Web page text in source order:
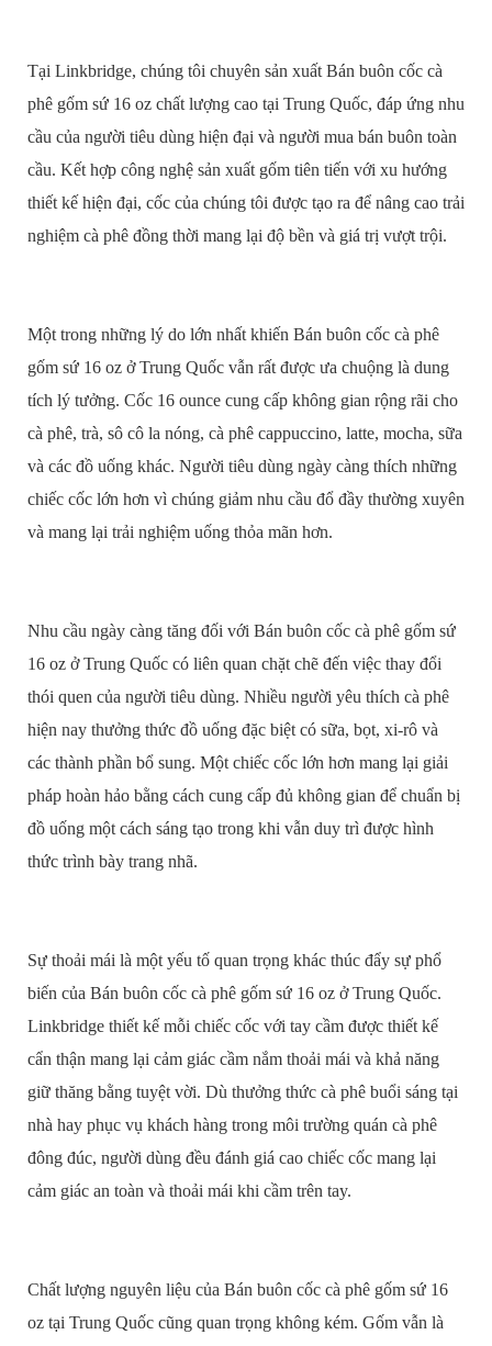
Tại Linkbridge, chúng tôi chuyên sản xuất Bán buôn cốc cà
phê gốm sứ 16 oz chất lượng cao tại Trung Quốc, đáp ứng nhu
cầu của người tiêu dùng hiện đại và người mua bán buôn toàn
cầu. Kết hợp công nghệ sản xuất gốm tiên tiến với xu hướng
thiết kế hiện đại, cốc của chúng tôi được tạo ra để nâng cao trải
nghiệm cà phê đồng thời mang lại độ bền và giá trị vượt trội.
Một trong những lý do lớn nhất khiến Bán buôn cốc cà phê
gốm sứ 16 oz ở Trung Quốc vẫn rất được ưa chuộng là dung
tích lý tưởng. Cốc 16 ounce cung cấp không gian rộng rãi cho
cà phê, trà, sô cô la nóng, cà phê cappuccino, latte, mocha, sữa
và các đồ uống khác. Người tiêu dùng ngày càng thích những
chiếc cốc lớn hơn vì chúng giảm nhu cầu đổ đầy thường xuyên
và mang lại trải nghiệm uống thỏa mãn hơn.
Nhu cầu ngày càng tăng đối với Bán buôn cốc cà phê gốm sứ
16 oz ở Trung Quốc có liên quan chặt chẽ đến việc thay đổi
thói quen của người tiêu dùng. Nhiều người yêu thích cà phê
hiện nay thưởng thức đồ uống đặc biệt có sữa, bọt, xi-rô và
các thành phần bổ sung. Một chiếc cốc lớn hơn mang lại giải
pháp hoàn hảo bằng cách cung cấp đủ không gian để chuẩn bị
đồ uống một cách sáng tạo trong khi vẫn duy trì được hình
thức trình bày trang nhã.
Sự thoải mái là một yếu tố quan trọng khác thúc đẩy sự phổ
biến của Bán buôn cốc cà phê gốm sứ 16 oz ở Trung Quốc.
Linkbridge thiết kế mỗi chiếc cốc với tay cầm được thiết kế
cẩn thận mang lại cảm giác cầm nắm thoải mái và khả năng
giữ thăng bằng tuyệt vời. Dù thưởng thức cà phê buổi sáng tại
nhà hay phục vụ khách hàng trong môi trường quán cà phê
đông đúc, người dùng đều đánh giá cao chiếc cốc mang lại
cảm giác an toàn và thoải mái khi cầm trên tay.
Chất lượng nguyên liệu của Bán buôn cốc cà phê gốm sứ 16
oz tại Trung Quốc cũng quan trọng không kém. Gốm vẫn là